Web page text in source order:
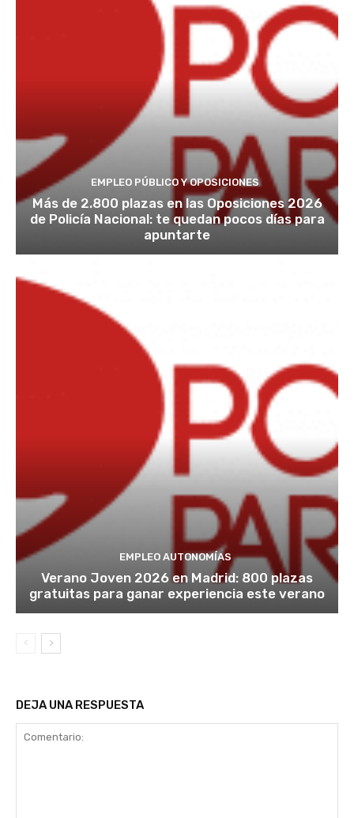
EMPLEO PÚBLICO Y OPOSICIONES
Más de 2.800 plazas en las Oposiciones 2026
de Policía Nacional: te quedan pocos días para
apuntarte
EMPLEO AUTONOMÍAS
Verano Joven 2026 en Madrid: 800 plazas
gratuitas para ganar experiencia este verano
DEJA UNA RESPUESTA